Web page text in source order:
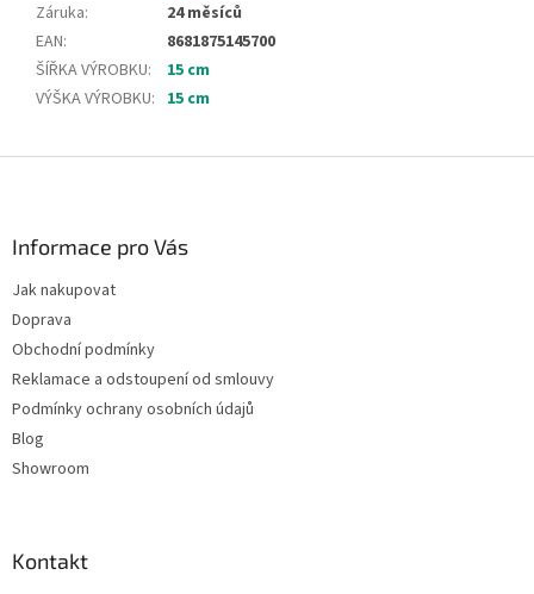
Záruka:
24 měsíců
EAN:
8681875145700
ŠÍŘKA VÝROBKU:
15 cm
VÝŠKA VÝROBKU: 15 cm
Informace pro Vás
Jak nakupovat
Doprava
Obchodní podmínky
Reklamace a odstoupení od smlouvy
Podmínky ochrany osobních údajů
Blog
Showroom
Kontakt